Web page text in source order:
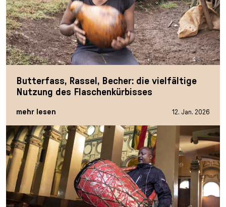
Butterfass, Rassel, Becher: die vielfältige
Nutzung des Flaschenkürbisses
mehr lesen 12. Jan. 2026